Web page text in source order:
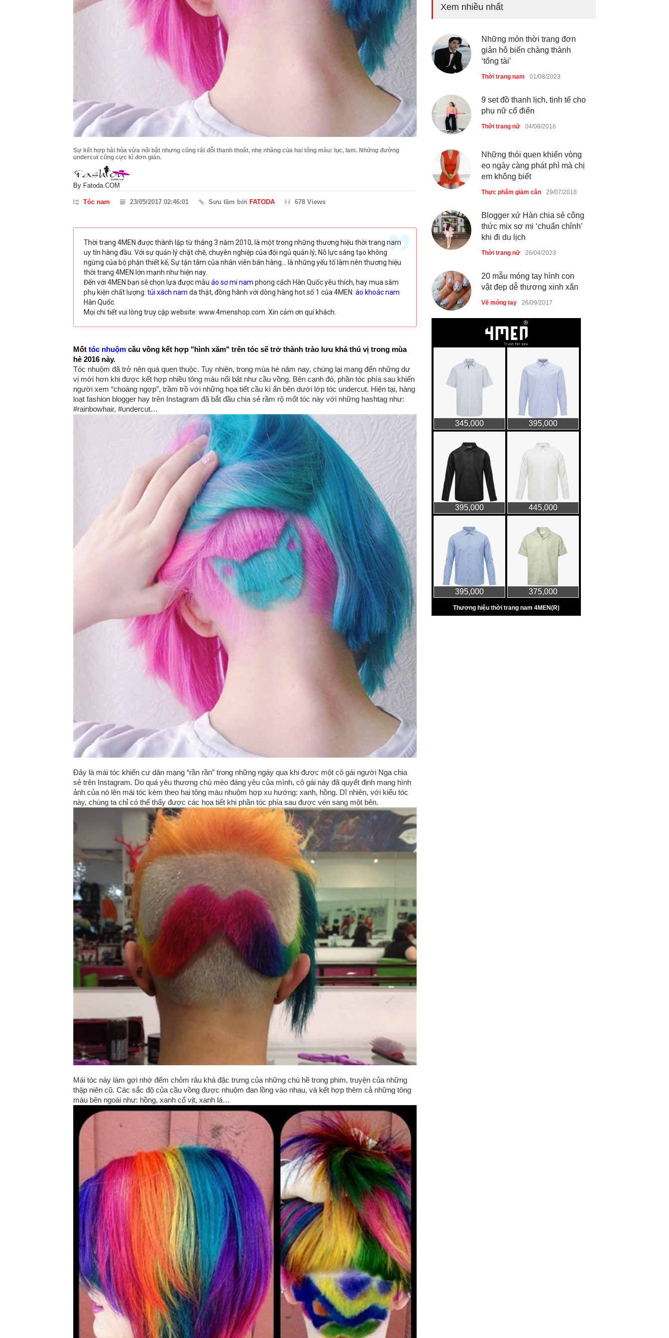
Sự kết hợp hài hòa vừa nổi bật nhưng cũng rất đỗi thanh thoát, nhẹ nhàng của hai tông màu: lục, lam. Những đường
undercut cũng cực kì đơn giản.
By Fatoda.COM
Tóc nam 23/05/2017 02:46:01 Sưu tầm bởi FATODA 678 Views
Thời trang 4MEN được thành lập từ tháng 3 năm 2010, là một trong những thương hiệu thời trang nam
uy tín hàng đầu. Với sự quản lý chặt chẽ, chuyên nghiệp của đội ngủ quản lý; Nỗ lực sáng tạo không
ngừng của bộ phận thiết kế, Sự tận tâm của nhân viên bán hàng… là những yếu tố làm nên thương hiệu
thời trang 4MEN lớn mạnh như hiện nay.
Đến với 4MEN bạn sẽ chọn lựa được mẫu áo sơ mi nam phong cách Hàn Quốc yêu thích, hay mua sắm
phụ kiện chất lượng: túi xách nam da thật, đồng hành với dòng hàng hot số 1 của 4MEN: áo khoác nam
Hàn Quốc.
Mọi chi tiết vui lòng truy cập website: www.4menshop.com. Xin cảm ơn quí khách.
Mốt tóc nhuộm cầu vồng kết hợp "hình xăm" trên tóc sẽ trở thành trào lưu khá thú vị trong mùa
hè 2016 này.
Tóc nhuộm đã trở nên quá quen thuộc. Tuy nhiên, trong mùa hè năm nay, chúng lại mang đến những dư
vị mới hơn khi được kết hợp nhiều tông màu nổi bật như cầu vồng. Bên cạnh đó, phần tóc phía sau khiến
người xem “choáng ngợp”, trầm trồ với những họa tiết cầu kì ẩn bên dưới lớp tóc undercut. Hiện tại, hàng
loạt fashion blogger hay trên Instagram đã bắt đầu chia sẻ rầm rộ mốt tóc này với những hashtag như:
#rainbowhair, #undercut…
Đây là mái tóc khiến cư dân mạng “rần rần” trong những ngày qua khi được một cô gái người Nga chia
sẻ trên Instagram. Do quá yêu thương chú mèo đáng yêu của mình, cô gái này đã quyết định mang hình
ảnh của nó lên mái tóc kèm theo hai tông màu nhuộm hợp xu hướng: xanh, hồng. Dĩ nhiên, với kiểu tóc
này, chúng ta chỉ có thể thấy được các họa tiết khi phần tóc phía sau được vén sang một bên.
Mái tóc này làm gợi nhớ đếm chỏm râu khá đặc trưng của những chú hề trong phim, truyện của những
thập niên cũ. Các sắc độ của cầu vồng được nhuộm đan lồng vào nhau, và kết hợp thêm cả những tông
màu bên ngoài như: hồng, xanh cổ vịt, xanh lá…
hậu Đỗ Hà ?
Thời trang nữ 21/10/2025
Những món thời trang đơn
giản hô biến chàng thành
‘tổng tài’
9 set đồ thanh lịch, tinh tế cho
phụ nữ cổ điển
Những thói quen khiến vòng
eo ngày càng phát phì mà chị
em không biết
Blogger xứ Hàn chia sẻ công
thức mix sơ mi ‘chuẩn chỉnh’
20 mẫu móng tay hình con
vật đẹp dễ thương xinh xắn